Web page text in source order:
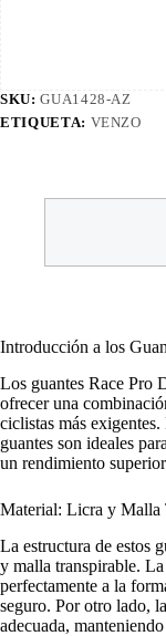
SKU:GUA1428-AZ
ETIQUETA: VENZO
Introducción a los
Los guantes Race Pro
ofrecer una
ciclistas más
guantes son ideales
un rendimiento
Material: Licra y Malla
La estructura de estos
y malla transpirable.
perfectamente a la
seguro. Por otro lado,
adecuada,